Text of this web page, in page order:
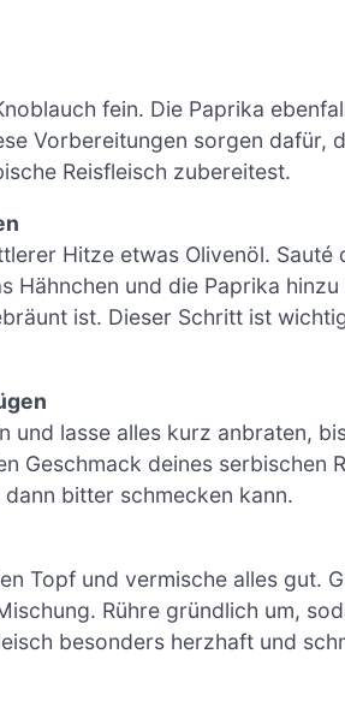
fein. Die Paprika
Vorbereitungen sorgen dafür,
Reisfleisch zubereitest.
Hitze etwas Olivenöl. Sauté
Hähnchen und die Paprika
ist. Dieser Schritt ist
und lasse alles kurz anbraten,
Geschmack deines serbischen
bitter schmecken kann.
Topf und vermische alles gut.
Rühre gründlich um,
besonders herzhaft und